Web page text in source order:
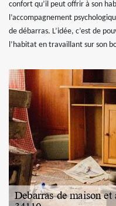
confort qu’il peut offrir à son
l’accompagnement
de débarras. L’idée, c’est de
l’habitat en travaillant sur son